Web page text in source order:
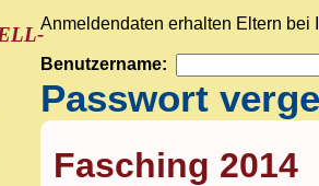
Anmeldendaten erhalten Eltern bei
Benutzername:
Passwort
Fasching 2014